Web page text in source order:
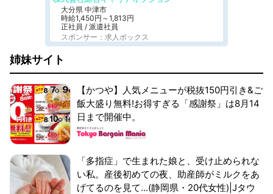
大分県 中津市
時給1,450円～1,813円
正社員 / 派遣社員
スポンサー：求人ボックス
姉妹サイト
【かつや】人気メニューが税抜150円引き&ご
飯大盛り無料!お得すぎる「感謝祭」は8月14
日まで開催中。
「多指症」で生まれた娘と、受け止められな
い私。産後初めての夜、助産師がミルクをあ
げてるのを見て...(静岡県・20代女性)|Jタウ